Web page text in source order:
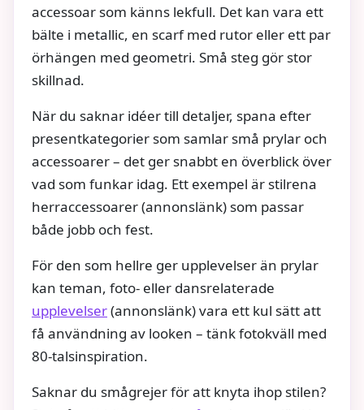
accessoar som känns lekfull. Det kan vara ett
bälte i metallic, en scarf med rutor eller ett par
örhängen med geometri. Små steg gör stor
skillnad.
När du saknar idéer till detaljer, spana efter
presentkategorier som samlar små prylar och
accessoarer – det ger snabbt en överblick över
vad som funkar idag. Ett exempel är stilrena
herraccessoarer (annonslänk) som passar
både jobb och fest.
För den som hellre ger upplevelser än prylar
kan teman, foto- eller dansrelaterade
upplevelser(annonslänk) vara ett kul sätt att
få användning av looken – tänk fotokväll med
80-talsinspiration.
Saknar du smågrejer för att knyta ihop stilen?